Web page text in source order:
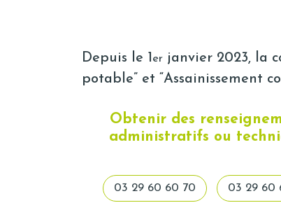
Depuis le 1er janvier 2023, la
potable” et “Assainissement
Obtenir des
administratifs ou
03 29 60 60 70 03 29 60